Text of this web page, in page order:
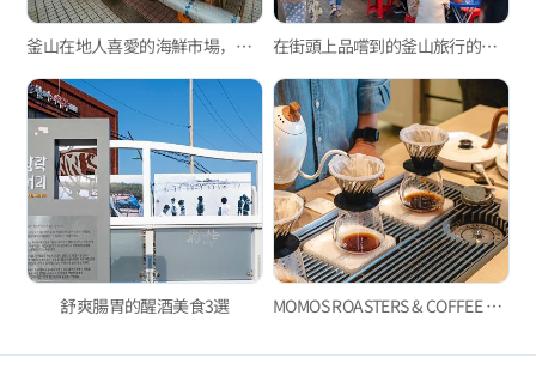
釜山在地人喜愛的海鮮市場，新東亞水產綜合市場與玄風餐廳 在街頭上品嚐到的釜山旅行的樂趣
舒爽腸胃的醒酒美食3選 MOMOS ROASTERS & COFFEE BAR